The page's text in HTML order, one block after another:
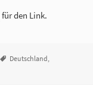
für den Link.
Tags
Deutschland,